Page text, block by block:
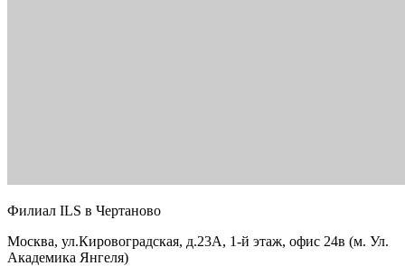
Филиал ILS в Чертаново
Москва, ул.Кировоградская, д.23А, 1-й этаж, офис 24в (м. Ул.
Академика Янгеля)